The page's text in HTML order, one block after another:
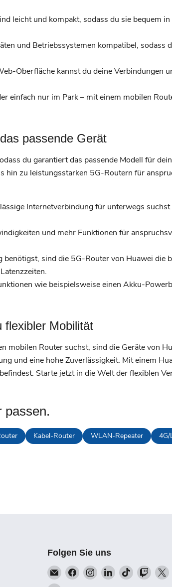
leicht und kompakt, sodass du sie bequem
und Betriebssystemen kompatibel, sodass
Oberfläche kannst du deine Verbindungen
einfach nur im Park – mit einem mobilen
passende Gerät
du garantiert das passende Modell für
hin zu leistungsstarken 5G-Routern für
Internetverbindung für unterwegs
und mehr Funktionen für
sind die 5G-Router von Huawei die
wie beispielsweise einen Akku-
flexibler Mobilität
mobilen Router suchst, sind die Geräte von
und eine hohe Zuverlässigkeit. Mit einem
Starte jetzt in die Welt der flexiblen
passen.
Kabel-Router WLAN-Repeater 4G/
Folgen Sie uns
Email
Talk-
FindenFindenFindenFinden